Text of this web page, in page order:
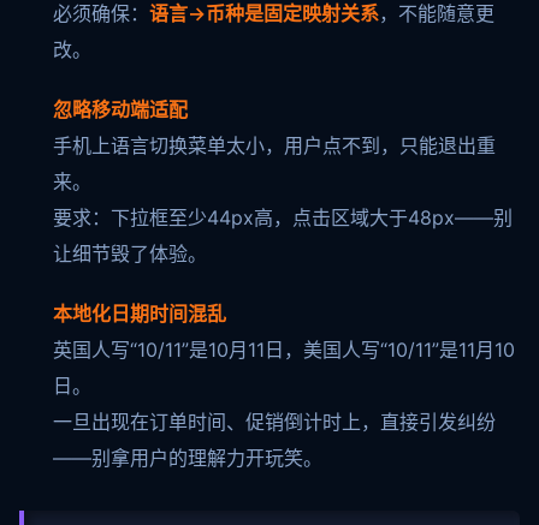
必须确保： 语言→币种是固定映射关系，不能随意更
改。
忽略移动端适配
手机上语言切换菜单太小，用户点不到，只能退出重
来。
要求：下拉框至少44px高，点击区域大于48px——别
让细节毁了体验。
本地化日期时间混乱
英国人写“10/11”是10月11日，美国人写“10/11”是11月10
日。
一旦出现在订单时间、促销倒计时上，直接引发纠纷
——别拿用户的理解力开玩笑。